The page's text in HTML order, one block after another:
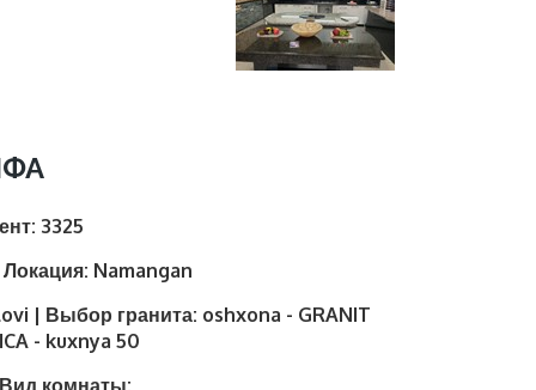
3325
Namangan
| Выбор гранита: oshxona - GRANIT
- kuxnya 50